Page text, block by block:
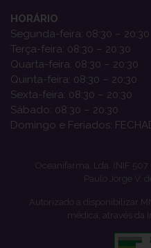
HORÁRIO
Segunda-feira: 08:30 – 20:30
Terça-feira: 08:30 – 20:30
Quarta-feira: 08:30 – 20:30
Quinta-feira: 08:30 – 20:30
Sexta-feira: 08:30 – 20:30
Sábado: 08:30 – 20:30
Domingo e Feriados:
Oceanifarma, Lda. (NIF 507
Paulo Jorge V.
Autorizado a disponibilizar
médica, através da